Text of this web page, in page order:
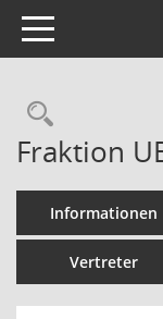
Toggle navigation
Fraktion
Informationen
Vertreter